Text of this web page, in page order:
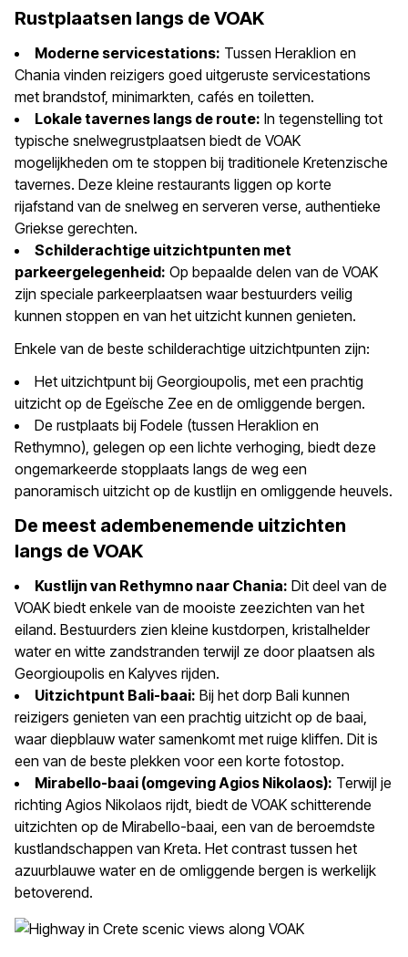
Rustplaatsen langs de VOAK
Moderne servicestations: Tussen Heraklion en
Chania vinden reizigers goed uitgeruste servicestations
met brandstof, minimarkten, cafés en toiletten.
Lokale tavernes langs de route: In tegenstelling tot
typische snelwegrustplaatsen biedt de VOAK
mogelijkheden om te stoppen bij traditionele Kretenzische
tavernes. Deze kleine restaurants liggen op korte
rijafstand van de snelweg en serveren verse, authentieke
Griekse gerechten.
Schilderachtige uitzichtpunten met
parkeergelegenheid: Op bepaalde delen van de VOAK
zijn speciale parkeerplaatsen waar bestuurders veilig
kunnen stoppen en van het uitzicht kunnen genieten.
Enkele van de beste schilderachtige uitzichtpunten zijn:
Het uitzichtpunt bij Georgioupolis, met een prachtig
uitzicht op de Egeïsche Zee en de omliggende bergen.
De rustplaats bij Fodele (tussen Heraklion en
Rethymno), gelegen op een lichte verhoging, biedt deze
ongemarkeerde stopplaats langs de weg een
panoramisch uitzicht op de kustlijn en omliggende heuvels.
De meest adembenemende uitzichten
langs de VOAK
Kustlijn van Rethymno naar Chania: Dit deel van de
VOAK biedt enkele van de mooiste zeezichten van het
eiland. Bestuurders zien kleine kustdorpen, kristalhelder
water en witte zandstranden terwijl ze door plaatsen als
Georgioupolis en Kalyves rijden.
Uitzichtpunt Bali-baai: Bij het dorp Bali kunnen
reizigers genieten van een prachtig uitzicht op de baai,
waar diepblauw water samenkomt met ruige kliffen. Dit is
een van de beste plekken voor een korte fotostop.
Mirabello-baai (omgeving Agios Nikolaos): Terwijl je
richting Agios Nikolaos rijdt, biedt de VOAK schitterende
uitzichten op de Mirabello-baai, een van de beroemdste
kustlandschappen van Kreta. Het contrast tussen het
azuurblauwe water en de omliggende bergen is werkelijk
betoverend.